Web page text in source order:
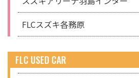
FLCスズキ各務原
FLC USED CAR